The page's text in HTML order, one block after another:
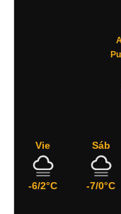
Vie
-6/2°C
Sáb
-7/0°C